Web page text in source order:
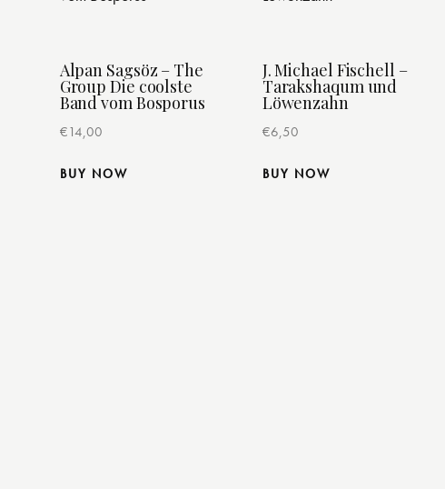
Alpan Sagsöz – The
Group Die coolste
Band vom Bosporus
€14,00
BUY NOW
J. Michael Fischell –
Tarakshaqum und
Löwenzahn
€6,50
BUY NOW